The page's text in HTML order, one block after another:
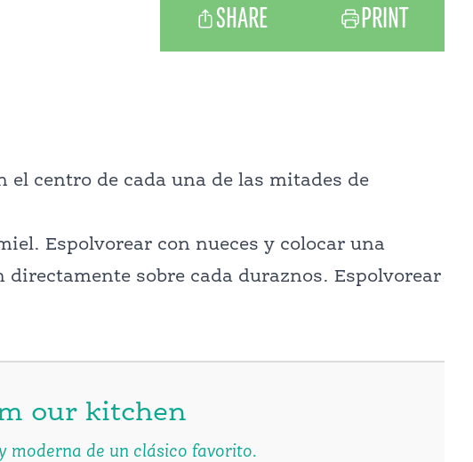
SHARE PRINT
el centro de cada una de las mitades de
Espolvorear con nueces y colocar una
sobre cada duraznos. Espolvorear
our kitchen
moderna de un clásico favorito.